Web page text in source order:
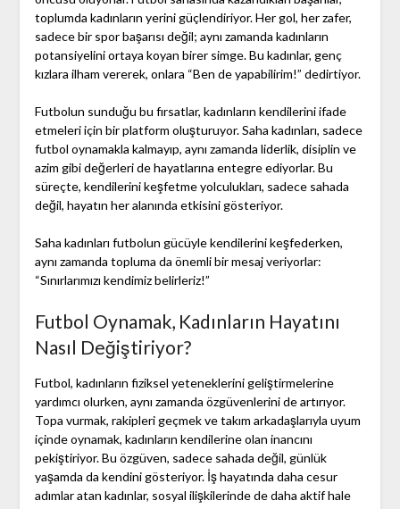
toplumda kadınların yerini güçlendiriyor. Her gol, her zafer,
sadece bir spor başarısı değil; aynı zamanda kadınların
potansiyelini ortaya koyan birer simge. Bu kadınlar, genç
kızlara ilham vererek, onlara “Ben de yapabilirim!” dedirtiyor.
Futbolun sunduğu bu fırsatlar, kadınların kendilerini ifade
etmeleri için bir platform oluşturuyor. Saha kadınları, sadece
futbol oynamakla kalmayıp, aynı zamanda liderlik, disiplin ve
azim gibi değerleri de hayatlarına entegre ediyorlar. Bu
süreçte, kendilerini keşfetme yolculukları, sadece sahada
değil, hayatın her alanında etkisini gösteriyor.
Saha kadınları futbolun gücüyle kendilerini keşfederken,
aynı zamanda topluma da önemli bir mesaj veriyorlar:
“Sınırlarımızı kendimiz belirleriz!”
Futbol Oynamak, Kadınların Hayatını
Nasıl Değiştiriyor?
Futbol, kadınların fiziksel yeteneklerini geliştirmelerine
yardımcı olurken, aynı zamanda özgüvenlerini de artırıyor.
Topa vurmak, rakipleri geçmek ve takım arkadaşlarıyla uyum
içinde oynamak, kadınların kendilerine olan inancını
pekiştiriyor. Bu özgüven, sadece sahada değil, günlük
yaşamda da kendini gösteriyor. İş hayatında daha cesur
adımlar atan kadınlar, sosyal ilişkilerinde de daha aktif hale